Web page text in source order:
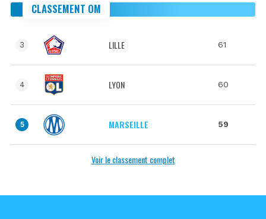
CLASSEMENT OM
3 LILLE 61
4 LYON 60
5 MARSEILLE 59
Voir le classement complet